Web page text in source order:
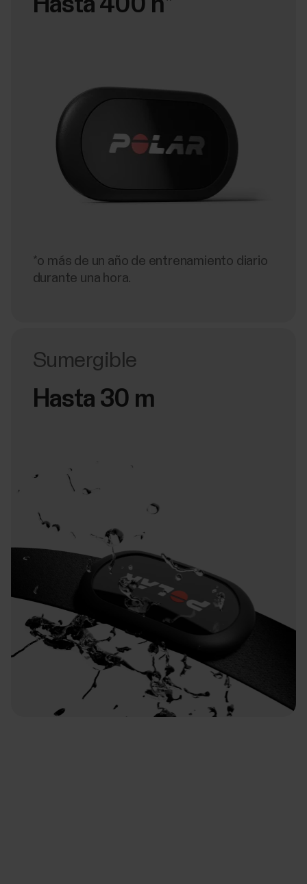
*o más de un año de entrenamiento diario
durante una hora.
Sumergible
Hasta 30 m